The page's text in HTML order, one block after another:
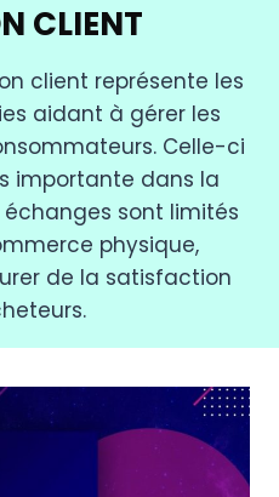
CLIENT
client représente les
aidant à gérer les
Celle-ci
importante dans la
sont limités
physique,
de la satisfaction